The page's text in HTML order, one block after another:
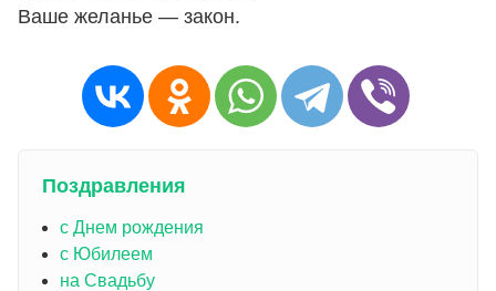
Ваше желанье — закон.
Поздравления
с Днем рождения
с Юбилеем
на Свадьбу